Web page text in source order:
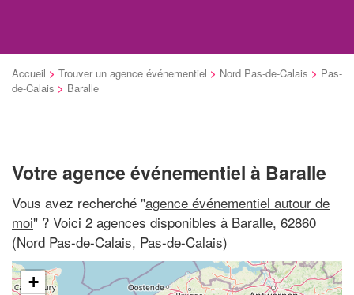
Accueil > Trouver un agence événementiel > Nord Pas-de-Calais > Pas-
de-Calais > Baralle
Votre agence événementiel à Baralle
Vous avez recherché "agence événementiel autour de
moi" ? Voici 2 agences disponibles à Baralle, 62860
(Nord Pas-de-Calais, Pas-de-Calais)
+